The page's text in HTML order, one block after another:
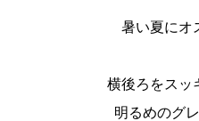
暑い夏にオ
横後ろをスッ
明るめのグ